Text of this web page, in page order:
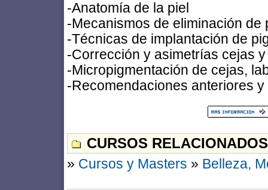
-Anatomía de la piel
-Mecanismos de eliminación de
-Técnicas de implantación de
-Corrección y asimetrías cejas
-Micropigmentación de cejas,
-Recomendaciones anteriores
CURSOS
» Cursos y Masters » Belleza,